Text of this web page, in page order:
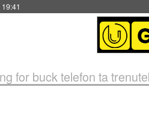
for buck telefon ta